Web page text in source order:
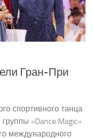
Гран-При
спортивного танца
«Dance Magic»
международного